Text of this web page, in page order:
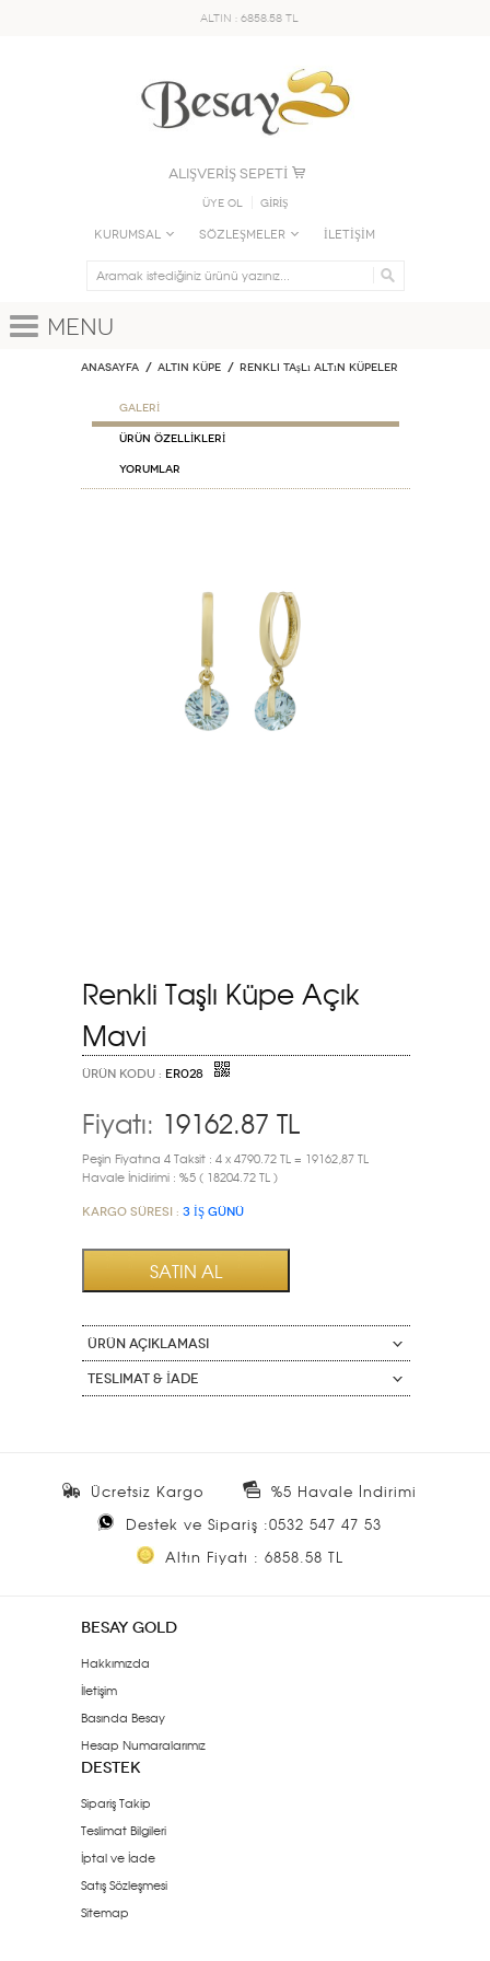
ALTIN : 6858.58 TL
ALIŞVERİŞ SEPETİ
Üye Ol GİRİŞ
KURUMSAL SÖZLEŞMELER İLETİŞİM
Menu
Anasayfa ALTIN KÜPE Renkli Taşlı Altın Küpeler
GALERİ
ÜRÜN ÖZELLİKLERİ
Yorumlar
Renkli Taşlı Küpe Açık
Mavi
ÜRÜN KODU : ER028
Fiyatı: 19162.87 TL
Peşin Fiyatına 4 Taksit : 4 x 4790.72 TL = 19162,87 TL
Havale İnidirimi : %5 ( 18204.72 TL )
Kargo Süresi : 3 İŞ GÜNÜ
ÜRÜN AÇIKLAMASI
Teslimat & İade
Ücretsiz Kargo
%5 Havale İndirimi
Destek ve Sipariş :0532 547 47 53
Altın Fiyatı : 6858.58 TL
BESAY GOLD
Hakkımızda
İletişim
Basında Besay
Hesap Numaralarımız
DESTEK
Sipariş Takip
Teslimat Bilgileri
İptal ve İade
Satış Sözleşmesi
Sitemap